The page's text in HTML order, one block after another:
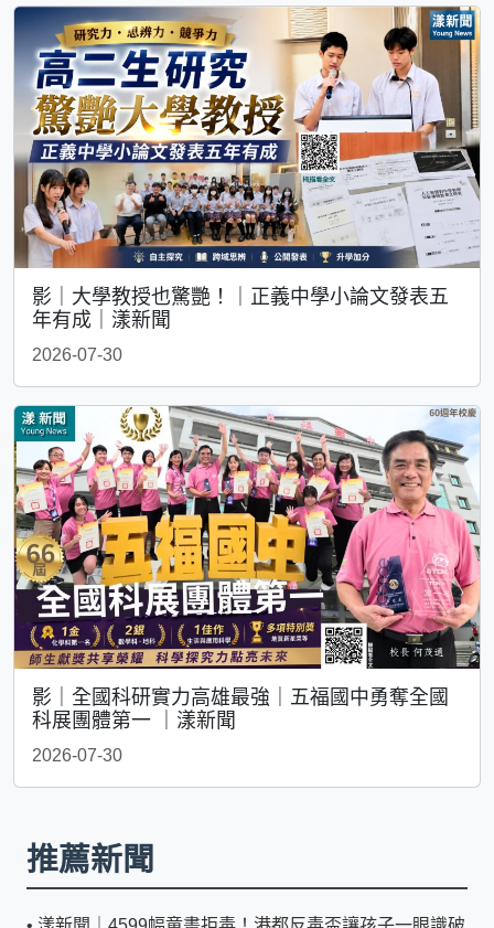
影｜大學教授也驚艷！｜正義中學小論文發表五
年有成｜漾新聞
2026-07-30
影｜全國科研實力高雄最強｜五福國中勇奪全國
科展團體第一 ｜漾新聞
2026-07-30
推薦新聞